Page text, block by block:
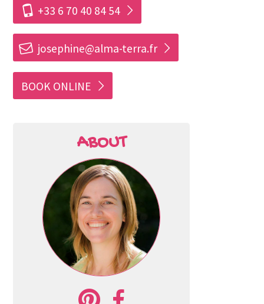
ABOUT
i +33 6 70 40 84 54
h josephine@alma-terra.fr
BOOK ONLINE